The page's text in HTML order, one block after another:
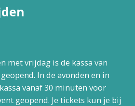
met vrijdag is de kassa van
In de avonden en in
vanaf 30 minuten voor
geopend. Je tickets kun je bij